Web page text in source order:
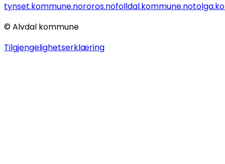
tynset.kommune.nororos.nofolldal.kommune.no
© Alvdal kommune
Tilgjengelighetserklæring